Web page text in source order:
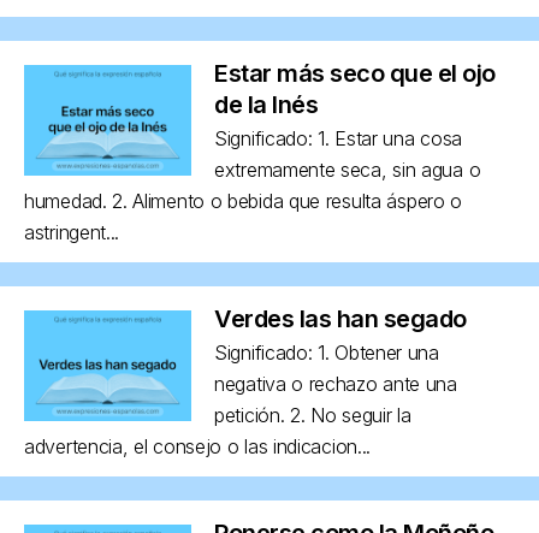
Estar más seco que el ojo
de la Inés
Significado: 1. Estar una cosa
extremamente seca, sin agua o
humedad. 2. Alimento o bebida que resulta áspero o
astringent...
Verdes las han segado
Significado: 1. Obtener una
negativa o rechazo ante una
petición. 2. No seguir la
advertencia, el consejo o las indicacion...